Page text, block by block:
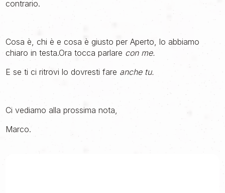
contrario.
Cosa è, chi è e cosa è giusto per Aperto, lo abbiamo
chiaro in testa.Ora tocca parlare con me.
E se ti ci ritrovi lo dovresti fare anche tu.
Ci vediamo alla prossima nota,
Marco.